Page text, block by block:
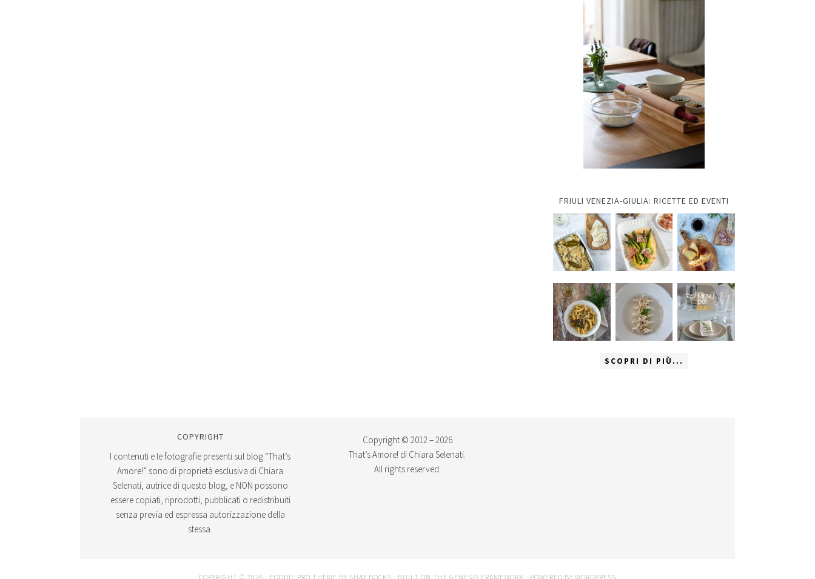
FRIULI VENEZIA-GIULIA: RICETTE ED EVENTI
SCOPRI DI PIÙ...
COPYRIGHT
I contenuti e le fotografie presenti sul blog “That’s
Amore!” sono di proprietà esclusiva di Chiara
Selenati, autrice di questo blog, e NON possono
essere copiati, riprodotti, pubblicati o redistribuiti
senza previa ed espressa autorizzazione della
stessa.
Copyright © 2012 – 2026
That’s Amore! di Chiara Selenati.
All rights reserved.
COPYRIGHT © 2026 · FOODIE PRO THEME BY SHAY BOCKS · BUILT ON THE GENESIS FRAMEWORK · POWERED BY WORDPRESS